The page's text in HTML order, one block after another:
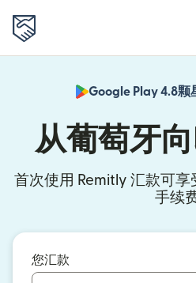
Google Play 4.8颗
从葡萄牙
首次使用 Remitly 汇款可
手续
您汇款